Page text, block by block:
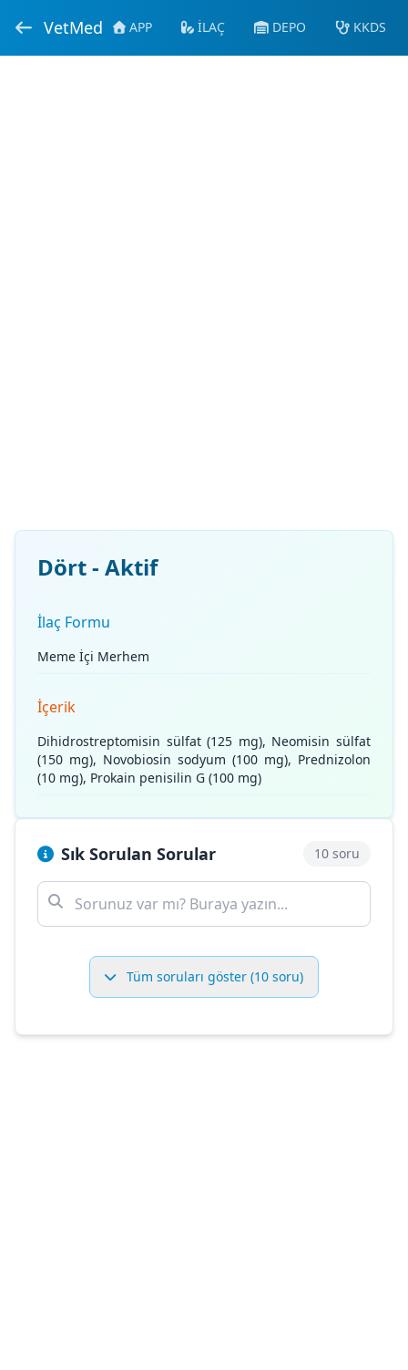
VetMed APP İLAÇ DEPO KKDS
Dört - Aktif
İlaç Formu
Meme İçi Merhem
İçerik
Dihidrostreptomisin sülfat (125 mg), Neomisin sülfat
(150 mg), Novobiosin sodyum (100 mg), Prednizolon
(10 mg), Prokain penisilin G (100 mg)
Sık Sorulan Sorular 10 soru
Tüm soruları göster (10 soru)